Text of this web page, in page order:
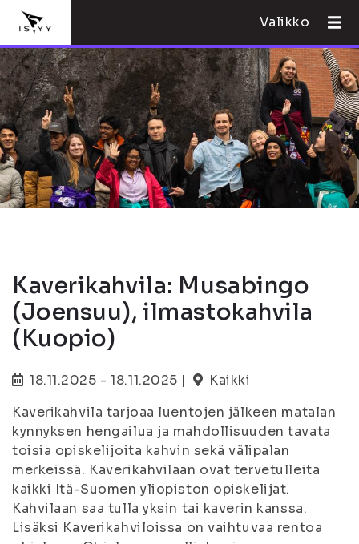
Valikko
Kaverikahvila: Musabingo
(Joensuu), ilmastokahvila
(Kuopio)
18.11.2025 - 18.11.2025 |
Kaikki
Kaverikahvila tarjoaa luentojen jälkeen matalan
kynnyksen hengailua ja mahdollisuuden tavata
toisia opiskelijoita kahvin sekä välipalan
merkeissä. Kaverikahvilaan ovat tervetulleita
kaikki Itä-Suomen yliopiston opiskelijat.
Kahvilaan saa tulla yksin tai kaverin kanssa.
Lisäksi Kaverikahviloissa on vaihtuvaa rentoa